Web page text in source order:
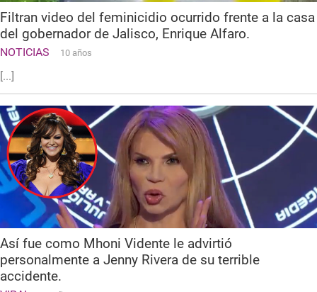
Filtran video del feminicidio ocurrido frente a la casa
del gobernador de Jalisco, Enrique Alfaro.
NOTICIAS 10 años
[...]
Así fue como Mhoni Vidente le advirtió
personalmente a Jenny Rivera de su terrible
accidente.